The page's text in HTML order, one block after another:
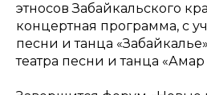
этносов Забайкальского
концертная программа, с
песни и танца
театра песни и танца «Амар